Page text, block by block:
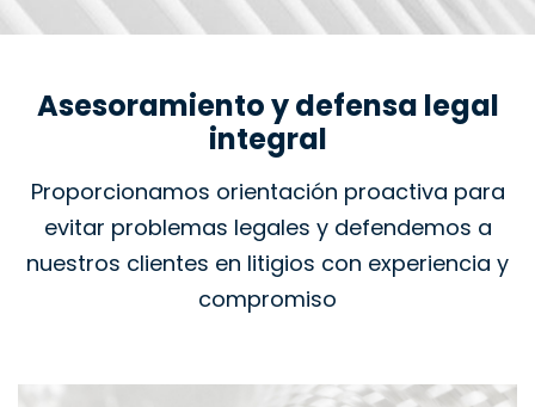
Asesoramiento y defensa legal
integral
Proporcionamos orientación proactiva para
evitar problemas legales y defendemos a
nuestros clientes en litigios con experiencia y
compromiso